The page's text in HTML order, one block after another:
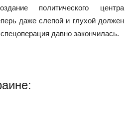
политического центра
даже слепой и глухой должен
давно закончилась.